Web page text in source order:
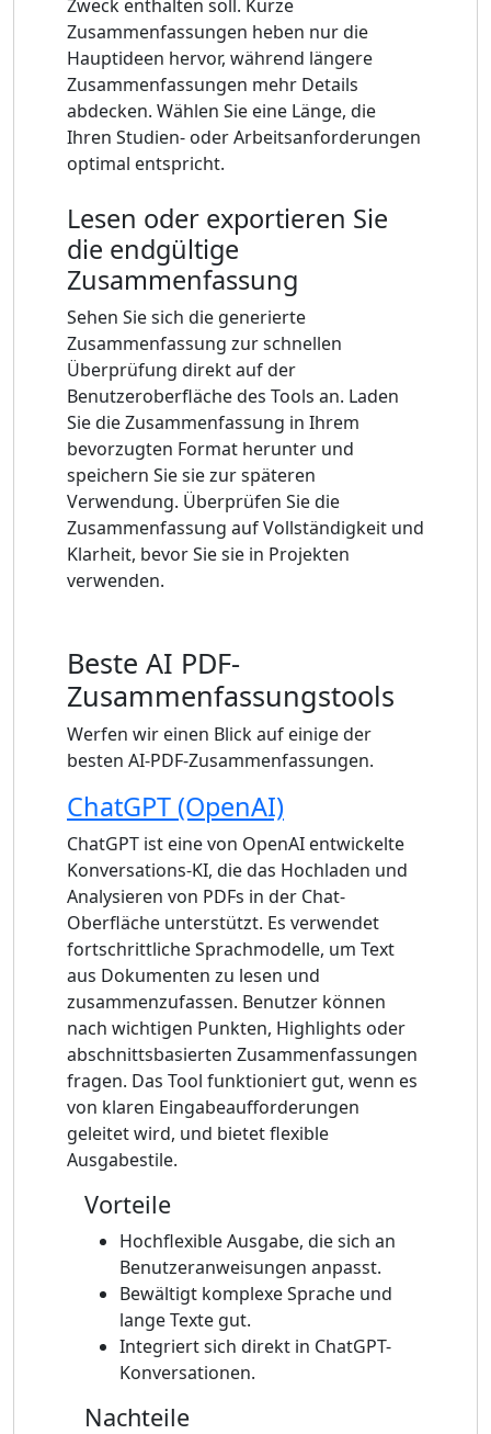
Zweck enthalten soll. Kurze
Zusammenfassungen heben nur die
Hauptideen hervor, während längere
Zusammenfassungen mehr Details
abdecken. Wählen Sie eine Länge, die
Ihren Studien- oder Arbeitsanforderungen
optimal entspricht.
Lesen oder exportieren Sie
die endgültige
Zusammenfassung
Sehen Sie sich die generierte
Zusammenfassung zur schnellen
Überprüfung direkt auf der
Benutzeroberfläche des Tools an. Laden
Sie die Zusammenfassung in Ihrem
bevorzugten Format herunter und
speichern Sie sie zur späteren
Verwendung. Überprüfen Sie die
Zusammenfassung auf Vollständigkeit und
Klarheit, bevor Sie sie in Projekten
verwenden.
Beste AI PDF-
Zusammenfassungstools
Werfen wir einen Blick auf einige der
besten AI-PDF-Zusammenfassungen.
ChatGPT (OpenAI)
ChatGPT ist eine von OpenAI entwickelte
Konversations-KI, die das Hochladen und
Analysieren von PDFs in der Chat-
Oberfläche unterstützt. Es verwendet
fortschrittliche Sprachmodelle, um Text
aus Dokumenten zu lesen und
zusammenzufassen. Benutzer können
nach wichtigen Punkten, Highlights oder
abschnittsbasierten Zusammenfassungen
fragen. Das Tool funktioniert gut, wenn es
von klaren Eingabeaufforderungen
geleitet wird, und bietet flexible
Ausgabestile.
Vorteile
Hochflexible Ausgabe, die sich an
Benutzeranweisungen anpasst.
Bewältigt komplexe Sprache und
lange Texte gut.
Integriert sich direkt in ChatGPT-
Konversationen.
Nachteile